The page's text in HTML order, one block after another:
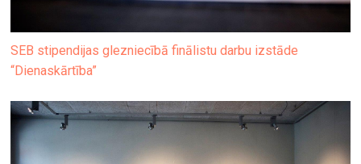
SEB stipendijas glezniecībā finālistu darbu izstāde
“Dienaskārtība”